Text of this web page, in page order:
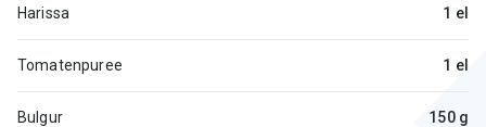
Harissa 1 el
Tomatenpuree 1 el
Bulgur 150 g